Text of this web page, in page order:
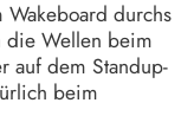
Wakeboard durchs
die Wellen beim
auf dem Standup-
beim